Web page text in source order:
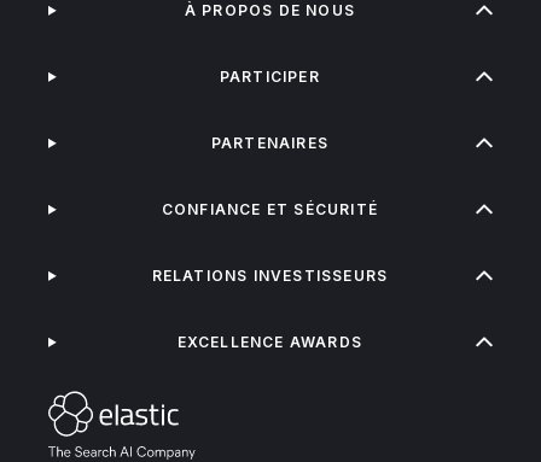
À PROPOS DE NOUS
PARTICIPER
PARTENAIRES
CONFIANCE ET SÉCURITÉ
RELATIONS INVESTISSEURS
EXCELLENCE AWARDS